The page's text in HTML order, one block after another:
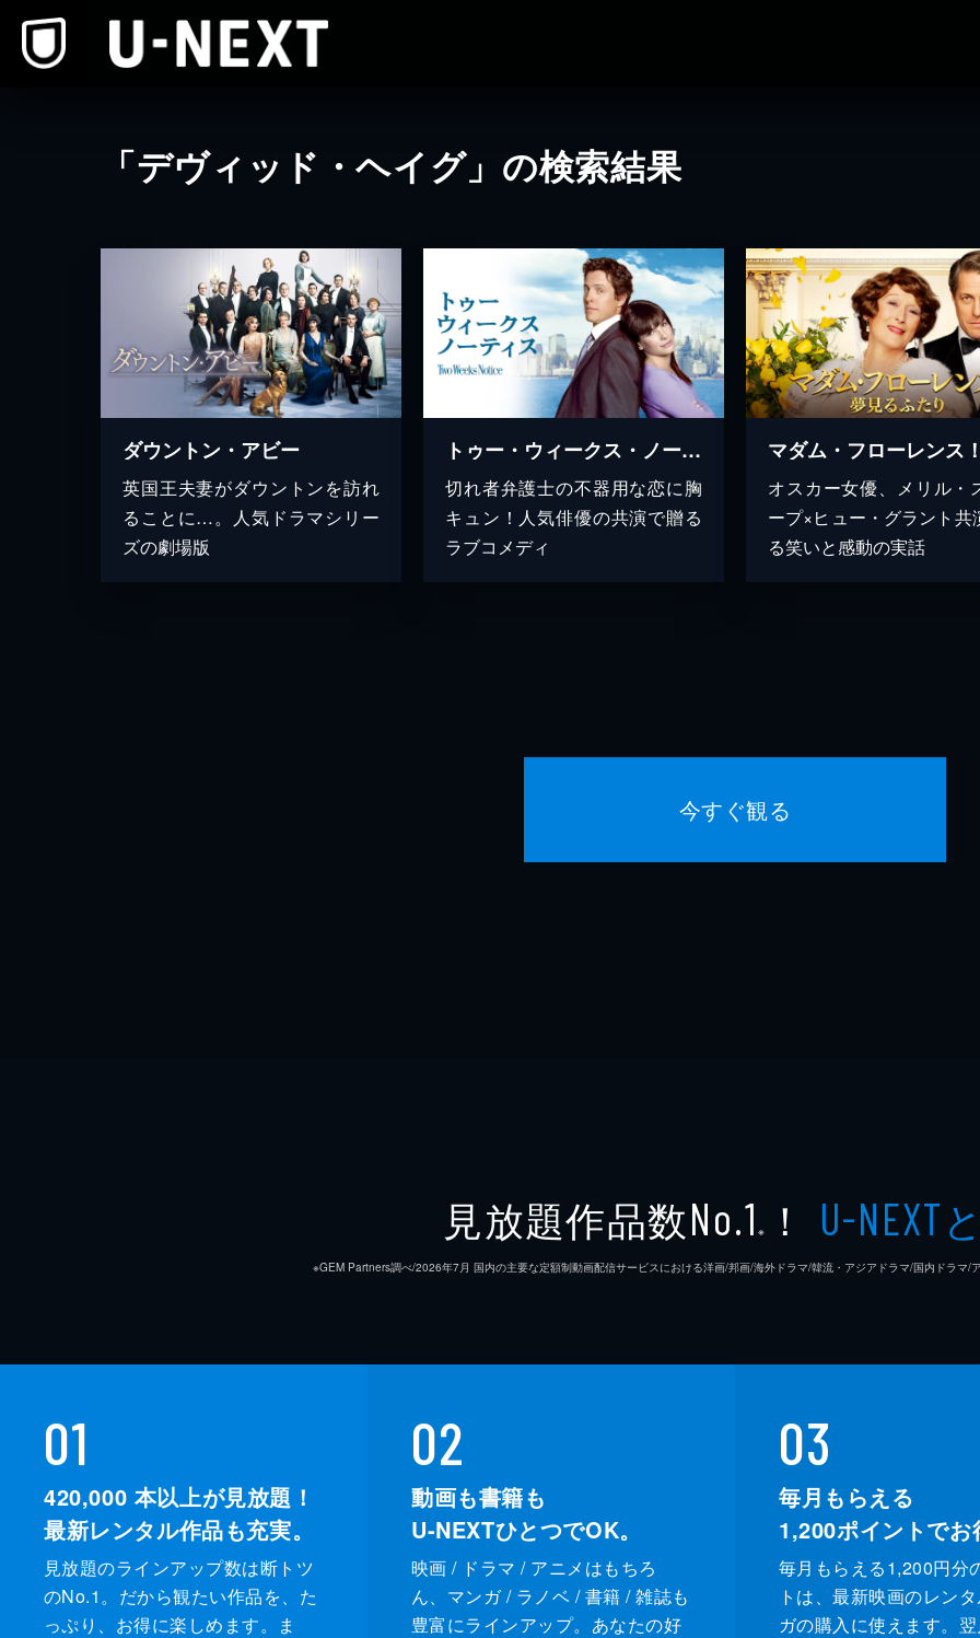
「デヴィッド・ヘイグ」の検索結果
ダウントン・アビー
英国王夫妻がダウントンを訪れ
ることに…。人気ドラマシリー
ズの劇場版
トゥー・ウィークス・ノーティス
切れ者弁護士の不器用な恋に胸
キュン！人気俳優の共演で贈る
ラブコメディ
オスカー女優、メリル・
ープ×ヒュー・グラント共
る笑いと感動の実話
今すぐ観る
見放題作品数No.1 ※ ！ U-NEXT
※GEM Partners調べ/2026年7⽉ 国内の主要な定額制動画配信サービスにおける洋画/邦画/海外ドラマ/韓流・アジアドラマ/国内ドラマ/
01
420,000 本以上が見放題！
最新レンタル作品も充実。
見放題のラインアップ数は断トツ
のNo.1。だから観たい作品を、た
っぷり、お得に楽しめます。ま
02
動画も書籍も
U-NEXTひとつでOK。
映画 / ドラマ / アニメはもちろ
ん、マンガ / ラノベ / 書籍 / 雑誌も
豊富にラインアップ。あなたの好
03
毎月もらえる
1,200ポイントでお
毎月もらえる1,200円分
トは、最新映画のレン
ガの購入に使えます。